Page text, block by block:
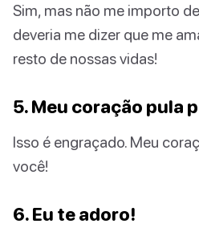
Sim, mas não me importo
deveria me dizer que me
resto de nossas vidas!
5. Meu coração pula
Isso é engraçado. Meu
você!
6. Eu te adoro!